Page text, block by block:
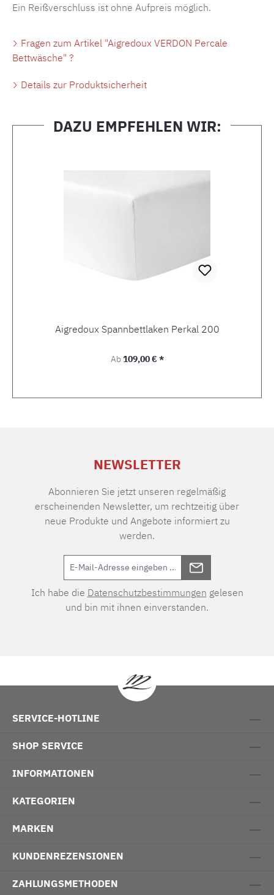
Ein Reißverschluss ist ohne Aufpreis möglich.
Fragen zum Artikel "Aigredoux VERDON Percale
Bettwäsche" ?
Details zur Produktsicherheit
DAZU EMPFEHLEN WIR:
Aigredoux Spannbettlaken Perkal 200
Regulärer Preis:
Ab109,00 € *
NEWSLETTER
Abonnieren Sie jetzt unseren regelmäßig
erscheinenden Newsletter, um rechtzeitig über
neue Produkte und Angebote informiert zu
werden.
Ich habe die Datenschutzbestimmungen gelesen
und bin mit ihnen einverstanden.
SERVICE-HOTLINE
SHOP SERVICE
INFORMATIONEN
KATEGORIEN
MARKEN
KUNDENREZENSIONEN
ZAHLUNGSMETHODEN